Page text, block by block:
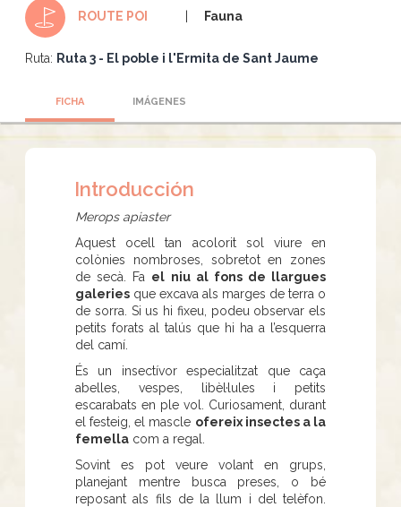
ROUTE POI Fauna
Ruta: Ruta 3 - El poble i l'Ermita de Sant Jaume
FICHA IMÁGENES
Introducción
Merops apiaster
Aquest ocell tan acolorit sol viure en
colònies nombroses, sobretot en zones
de secà. Fa el niu al fons de llargues
galeries que excava als marges de terra o
de sorra. Si us hi fixeu, podeu observar els
petits forats al talús que hi ha a l’esquerra
del camí.
És un insectívor especialitzat que caça
abelles, vespes, libèl·lules i petits
escarabats en ple vol. Curiosament, durant
el festeig, el mascle ofereix insectes a la
femella com a regal.
Sovint es pot veure volant en grups,
planejant mentre busca preses, o bé
reposant als fils de la llum i del telèfon.